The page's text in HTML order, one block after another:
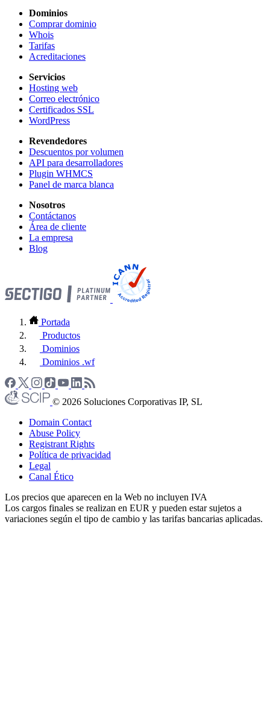
Dominios
Comprar dominio
Whois
Tarifas
Acreditaciones
Servicios
Hosting web
Correo electrónico
Certificados SSL
WordPress
Revendedores
Descuentos por volumen
API para desarrolladores
Plugin WHMCS
Panel de marca blanca
Nosotros
Contáctanos
Área de cliente
La empresa
Blog
Portada
Productos
Dominios
Dominios .wf
© 2026 Soluciones Corporativas IP, SL
Domain Contact
Abuse Policy
Registrant Rights
Política de privacidad
Legal
Canal Ético
Los precios que aparecen en la Web no incluyen IVA
Los cargos finales se realizan en EUR y pueden estar sujetos a
variaciones según el tipo de cambio y las tarifas bancarias aplicadas.